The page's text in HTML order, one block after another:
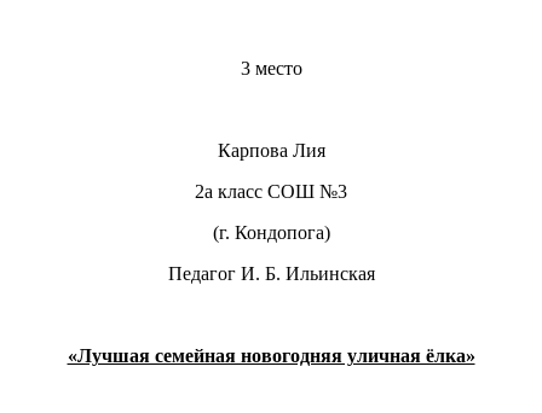
3 место
Карпова Лия
2а класс СОШ №3
(г. Кондопога)
Педагог И. Б. Ильинская
«Лучшая семейная новогодняя уличная ёлка»